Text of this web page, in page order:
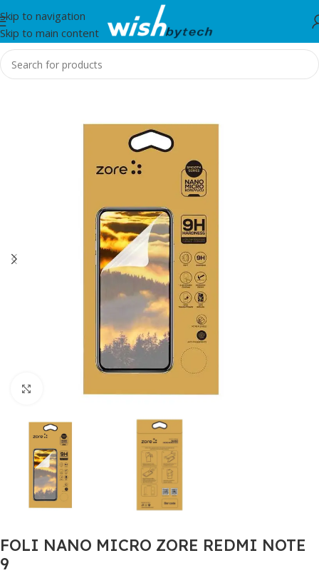
Skip to navigation
Skip to main content
Home/Zore
FOLI NANO MICRO ZORE REDMI NOTE
9